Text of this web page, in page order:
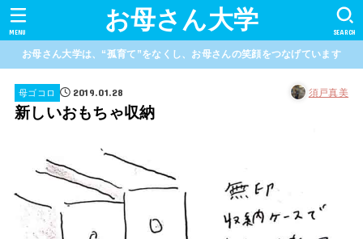
お母さん大学 SEARCH
MENU
お母さん大学は、“孤育て”をなくし、お母さんの笑顔をつなげています
母ゴコロ 2019.01.28 須戸真美
新しいおもちゃ収納